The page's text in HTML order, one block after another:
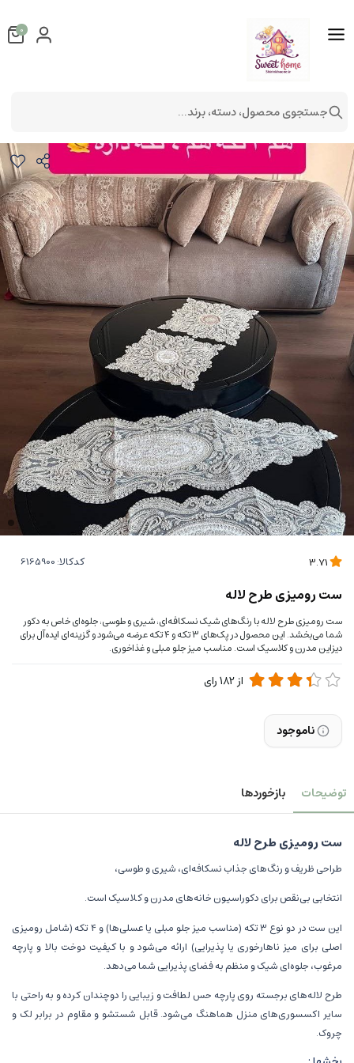
کدکالا:
ست رومیزی طرح لاله
ست رومیزی طرح لاله با رنگ‌های شیک نسکافه‌ای، شیری و طوسی، جلوه‌ای خاص به دکور
شما می‌بخشد. این محصول در پک‌های ۳ تکه و ۴ تکه عرضه می‌شود و گزینه‌ای ایده‌آل برای
دیزاین مدرن و کلاسیک است. مناسب میز جلو مبلی و غذاخوری.
از182رای
ناموجود
توضیحات بازخوردها
ست رومیزی طرح لاله
طراحی ظریف و رنگ‌های جذاب نسکافه‌ای، شیری و طوسی،
انتخابی بی‌نقص برای دکوراسیون خانه‌های مدرن و کلاسیک است.
این ست در دو نوع ۳ تکه (مناسب میز جلو مبلی یا عسلی‌ها) و ۴ تکه (شامل رومیزی
اصلی برای میز ناهارخوری یا پذیرایی) ارائه می‌شود و با کیفیت دوخت بالا و پارچه
مرغوب، جلوه‌ای شیک و منظم به فضای پذیرایی شما می‌دهد.
طرح لاله‌های برجسته روی پارچه حس لطافت و زیبایی را دوچندان کرده و به راحتی با
سایر اکسسوری‌های منزل هماهنگ می‌شود. قابل شستشو و مقاوم در برابر لک و
چروک.
0
جستجوی محصول، دسته، برند...